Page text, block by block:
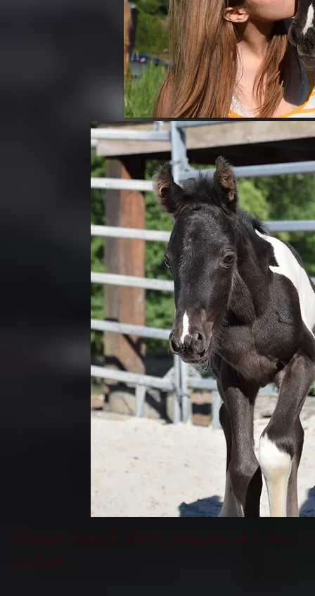
Lhassa grandit, elle a maintenant 7 mois,
souhait...